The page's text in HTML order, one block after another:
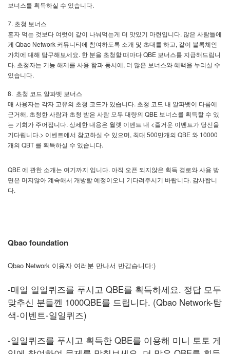
보너스를 획득하실 수 있습니다.
7. 초청 보너스
혼자 먹는 것보다 여럿이 같이 나눠먹는게 더 맛있기 마련입니다. 많은 사람들에
게 Qbao Network 커뮤니티에 참여하도록 소개 및 초대를 하고, 같이
블록체인
가치에 대해 탐구해보세요. 한 분을 초청할 때마다 QBE 보너스를 지급해드립니
다. 초청자는 기능 해제를 사용 함과 동시에 , 더 많은 보너스와 혜택을 누리실 수
있습니다.
8. 초청 코드 알파벳 보너스
매 사용자는 각자 고유의 초청 코드가 있습니다. 초청 코드 내 알파벳이
다름에
근거해 , 초청한 사람과 초청 받은 사람 모두 대량의 QBE 보너스를 획득할 수 있
는 기회가 주어집니다. 상세한 내용은 월렛 이벤트 내 <즐거운 이벤트가 당신을
기다립니다.> 이벤트에서 참고하실 수 있으며 , 최대 500만개의 QBE 와 10000
개의 QBT 를 획득하실 수 있습니다.
QBE 에 관한 소개는 여기까지 입니다. 아직 오픈 되지않은 획득 경로와 사용 방
면은 머지않아 계속해서 개방할 예정이오니 기다려주시기 바랍니다. 감사합니
다.
Qbao foundation
Qbao Network 이용자 여러분 만나서 반갑습니다:)
-매일 일일퀴즈를 푸시고 QBE를 획득하세요. 정답 모두
맞추신 분들껜 1000QBE를 드립니다. (Qbao Network-탐
색-이벤트-일일퀴즈)
-일일퀴즈를 푸시고 획득한 QBE를 이용해 미니 토토 게